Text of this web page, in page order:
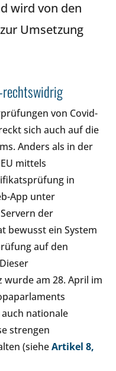
wird von den
Umsetzung
rechtswidrig
von Covid-
sich auch auf die
Anders als in der
mittels
in
App unter
der
bewusst ein System
auf den
am 28. April im
nationale
strengen
(sieheArtikel 8,